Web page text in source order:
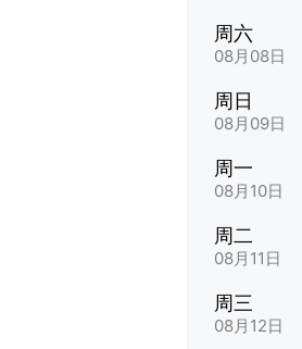
周六
08月08日
周日
08月09日
周一
08月10日
周二
08月11日
周三
08月12日